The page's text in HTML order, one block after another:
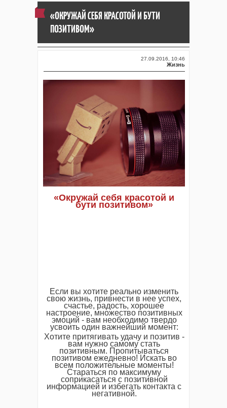
«ОКРУЖАЙ СЕБЯ КРАСОТОЙ И БУТИ
ПОЗИТИВОМ»
27.09.2016, 10:46
Жизнь
«Окружай себя красотой и
бути позитивом»
Если вы хотите реально изменить
свою жизнь, привнести в нее успех,
счастье, радость, хорошее
настроение, множество позитивных
эмоций - вам необходимо твердо
усвоить один важнейший момент:
Хотите притягивать удачу и позитив -
вам нужно самому стать
позитивным. Пропитываться
позитивом ежедневно! Искать во
всем положительные моменты!
Стараться по максимуму
соприкасаться с позитивной
информацией и избегать контакта с
негативной.